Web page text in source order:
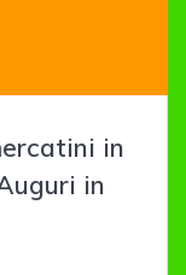
in
in